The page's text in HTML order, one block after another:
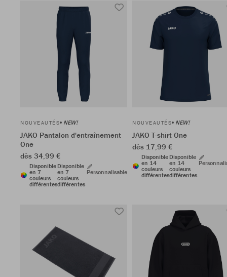
NOUVEAUTÉS NEW!
JAKO Pantalon d'entraînement
One
dès 34,99 €
Disponible
en 7
couleurs
différentes
Disponible
en 7
couleurs
différentes
Personnalisable
NOUVEAUTÉS NEW!
JAKO T-shirt One
dès 17,99 €
Disponible
en 14
couleurs
différentes
Disponible
en 14
couleurs
différentes